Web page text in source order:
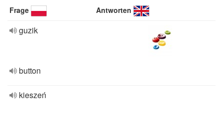
Frage Antworten
guzik
button
kieszeń